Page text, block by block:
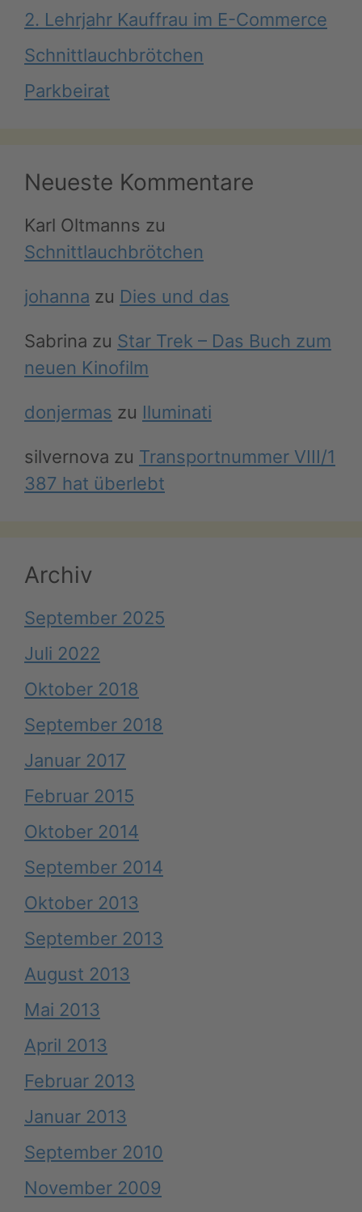
2. Lehrjahr Kauffrau im E-Commerce
Schnittlauchbrötchen
Parkbeirat
Neueste Kommentare
Karl Oltmanns zu
Schnittlauchbrötchen
johanna zu Dies und das
Sabrina zu Star Trek – Das Buch zum
neuen Kinofilm
donjermas zu Iluminati
silvernova zu Transportnummer VIII/1
387 hat überlebt
Archiv
September 2025
Juli 2022
Oktober 2018
September 2018
Januar 2017
Februar 2015
Oktober 2014
September 2014
Oktober 2013
September 2013
August 2013
Mai 2013
April 2013
Februar 2013
Januar 2013
September 2010
November 2009